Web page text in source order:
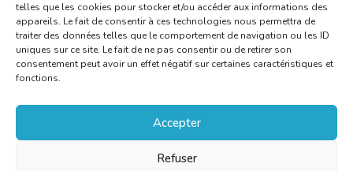
telles que les cookies pour stocker et/ou accéder aux informations des
appareils. Le fait de consentir à ces technologies nous permettra de
traiter des données telles que le comportement de navigation ou les ID
uniques sur ce site. Le fait de ne pas consentir ou de retirer son
consentement peut avoir un effet négatif sur certaines caractéristiques et
fonctions.
Accepter
Refuser